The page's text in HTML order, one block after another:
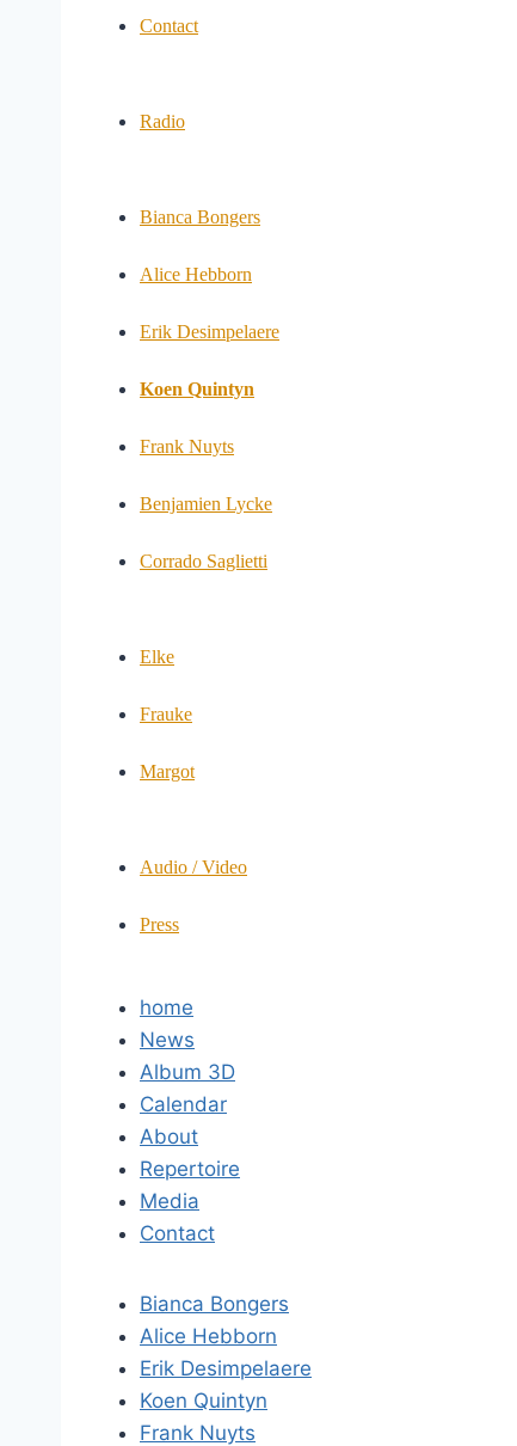
Contact
Radio
Bianca Bongers
Alice Hebborn
Erik Desimpelaere
Koen Quintyn
Frank Nuyts
Benjamien Lycke
Corrado Saglietti
Elke
Frauke
Margot
Audio / Video
Press
home
News
Album 3D
Calendar
About
Repertoire
Media
Contact
Bianca Bongers
Alice Hebborn
Erik Desimpelaere
Koen Quintyn
Frank Nuyts